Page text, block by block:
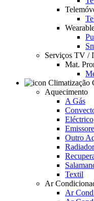
Serviços TV /
Mat.
Aquecimento
A Gás
Eléctrico
Outro
Textil
Ar
Ar